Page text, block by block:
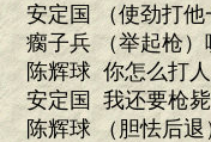
安定国 （使劲打
瘸子兵 （举起枪
陈辉球 你怎么打
安定国 我还要枪
陈辉球 （胆怯后